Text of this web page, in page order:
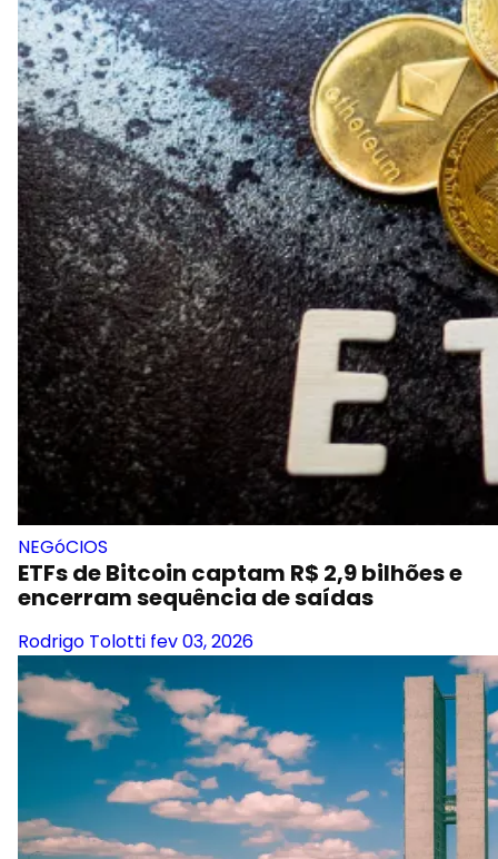
NEGóCIOS
ETFs de Bitcoin captam R$ 2,9 bilhões e
encerram sequência de saídas
Rodrigo Tolotti fev 03, 2026